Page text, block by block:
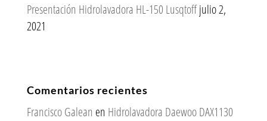
Presentación Hidrolavadora HL-150 Lusqtoffjulio 2,
2021
Comentarios recientes
Francisco Galean en Hidrolavadora Daewoo DAX1130